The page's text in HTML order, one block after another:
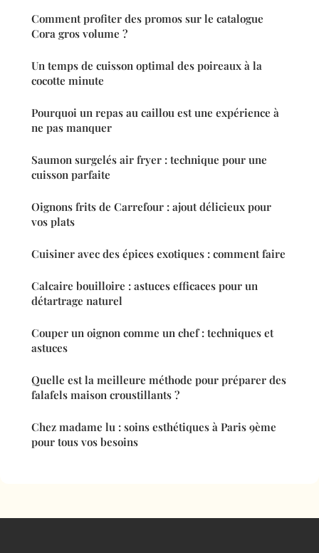
Comment profiter des promos sur le catalogue
Cora gros volume ?
Un temps de cuisson optimal des poireaux à la
cocotte minute
Pourquoi un repas au caillou est une expérience à
ne pas manquer
Saumon surgelés air fryer : technique pour une
cuisson parfaite
Oignons frits de Carrefour : ajout délicieux pour
vos plats
Cuisiner avec des épices exotiques : comment faire
Calcaire bouilloire : astuces efficaces pour un
détartrage naturel
Couper un oignon comme un chef : techniques et
astuces
Quelle est la meilleure méthode pour préparer des
falafels maison croustillants ?
Chez madame lu : soins esthétiques à Paris 9ème
pour tous vos besoins